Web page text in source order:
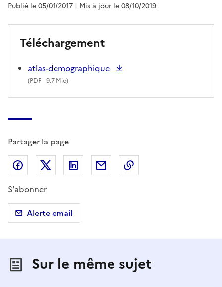
Publié le 05/01/2017 | Mis à jour le 08/10/2019
Téléchargement
atlas-demographique
(PDF- 9.7 Mio)
Partager la page
Partager sur Facebook
Partager sur X (anciennement Twitter)
Partager sur LinkedIn
Partager par email
S'abonner
Alerte email
Sur le même sujet